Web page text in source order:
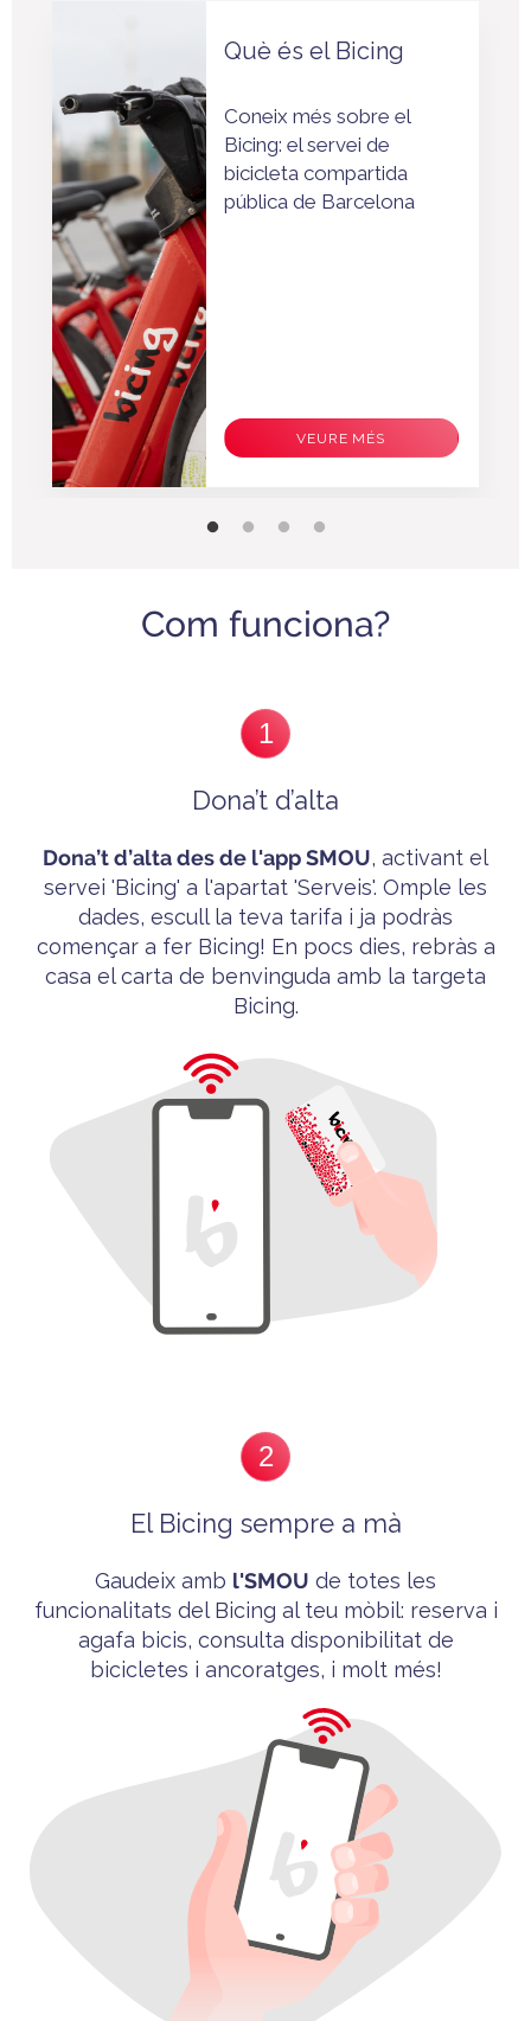
Què és el Bicing
Coneix més sobre el
Bicing: el servei de
bicicleta compartida
pública de Barcelona
VEURE MÉS
Com funciona?
1
Dona’t d’alta
Dona’td’alta des de l'app SMOU, activant el
servei 'Bicing' a l'apartat 'Serveis'. Omple les
dades, escull la teva tarifa i ja podràs
començar a fer Bicing! En pocs dies, rebràs a
casa el carta de benvinguda amb la targeta
Bicing.
2
El Bicing sempre a mà
Gaudeix amb l'SMOU de totes les
funcionalitats del Bicing al teu mòbil: reserva i
agafa bicis, consulta disponibilitat de
bicicletes i ancoratges, i molt més!